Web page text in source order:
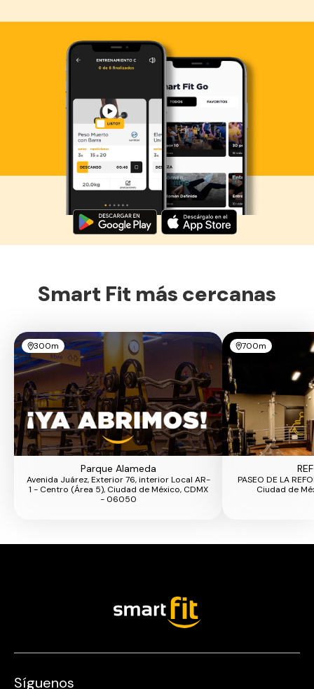
Descarga ahora lo Smart Fit App
Smart Fit más cercanas
300m
Parque Alameda
Avenida Juárez, Exterior 76, interior Local AR-
1 - Centro (Área 5), Ciudad de México, CDMX
- 06050
700m
PASEO DE LA
Ciudad de
Síguenos